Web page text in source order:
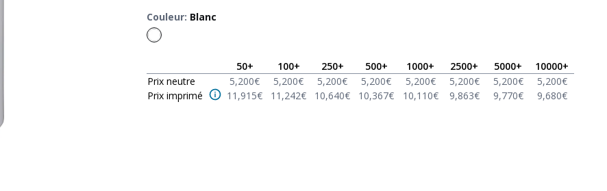
Couleur: Blanc
50+ 100+ 250+ 500+ 1000+ 2500+ 5000+ 10000+
Prix neutre
5,200€ 5,200€ 5,200€ 5,200€ 5,200€ 5,200€ 5,200€ 5,200€
Prix imprimé
11,915€ 11,242€ 10,640€ 10,367€ 10,110€ 9,863€ 9,770€ 9,680€